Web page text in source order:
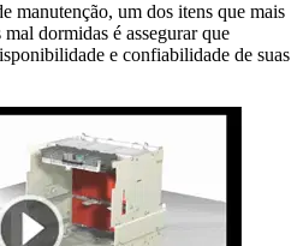
manutenção, um dos itens que mais
dormidas é assegurar que
e confiabilidade de suas